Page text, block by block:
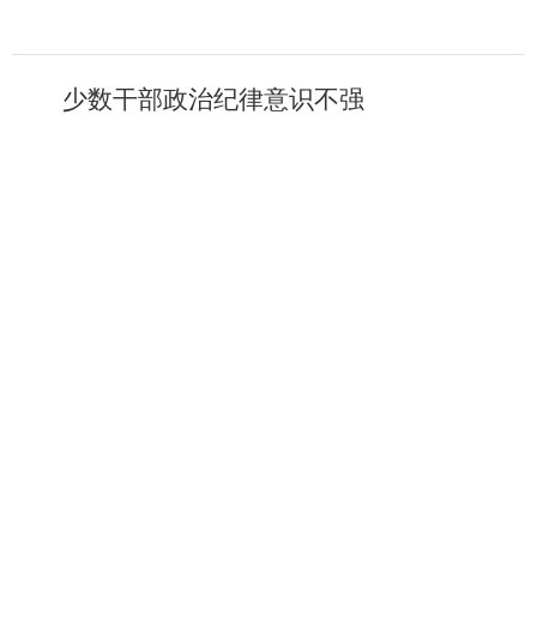
少数干部政治纪律意识不强